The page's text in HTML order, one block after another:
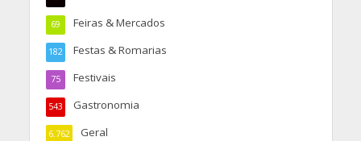
Feiras & Mercados
69
Festas & Romarias
182
Festivais
75
Gastronomia
543
Geral
6.762